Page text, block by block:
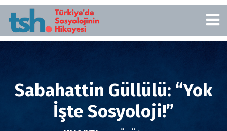
Sabahattin Güllülü: “Yok
İşte Sosyoloji!”